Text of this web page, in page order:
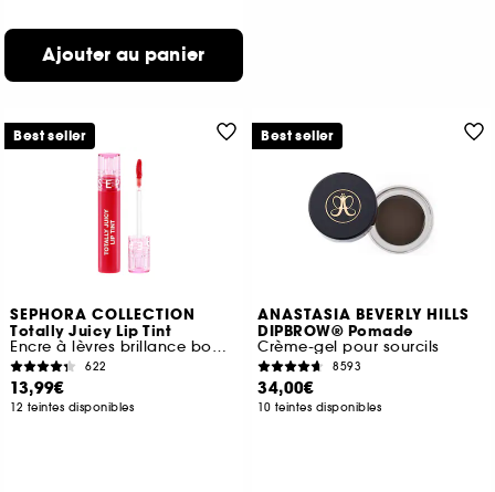
Ajouter au panier
SEPHORA COLLECTION
Totally Juicy Lip Tint
Encre à lèvres brillance bombée
622
13,99€
12 teintes disponibles
Best seller
ANASTASIA BEVERLY HILLS
DIPBROW® Pomade
Crème-gel pour sourcils
8593
34,00€
10 teintes disponibles
Best seller